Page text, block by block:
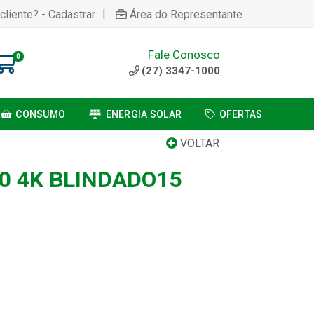
- Cadastrar | Área do Representante
0 Fale Conosco
(27) 3347-1000
CONSUMO ENERGIA SOLAR OFERTAS
VOLTAR
4K BLINDADO15